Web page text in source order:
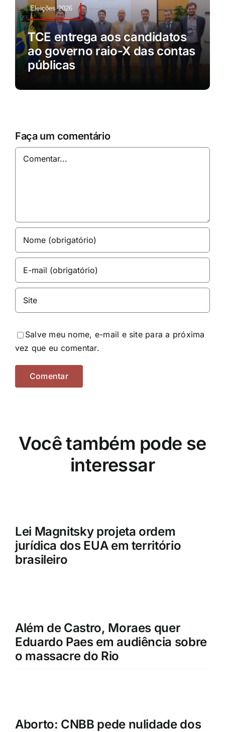
Eleições 2026
TCE entrega aos candidatos
ao governo raio-X das contas
públicas
Faça um comentário
Comentar
Salve meu nome, e-mail e site para a próxima
vez que eu comentar.
Você também pode se
interessar
Lei Magnitsky projeta ordem
jurídica dos EUA em território
brasileiro
Além de Castro, Moraes quer
Eduardo Paes em audiência sobre
o massacre do Rio
Aborto: CNBB pede nulidade dos